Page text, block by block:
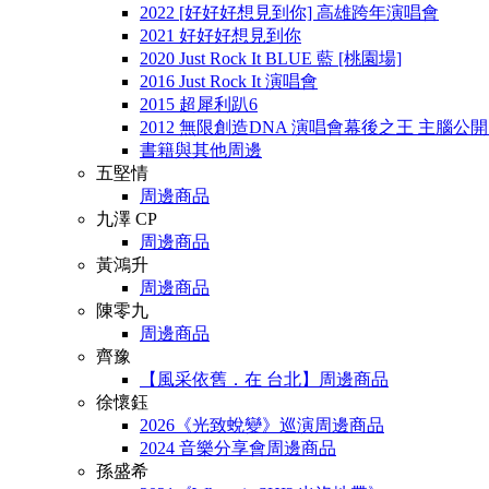
2022 [好好好想見到你] 高雄跨年演唱會
2021 好好好想見到你
2020 Just Rock It BLUE 藍 [桃園場]
2016 Just Rock It 演唱會
2015 超犀利趴6
2012 無限創造DNA 演唱會幕後之王 主腦公
書籍與其他周邊
五堅情
周邊商品
九澤 CP
周邊商品
黃鴻升
周邊商品
陳零九
周邊商品
齊豫
【風采依舊．在 台北】周邊商品
徐懷鈺
2026《光致蛻變》巡演周邊商品
2024 音樂分享會周邊商品
孫盛希